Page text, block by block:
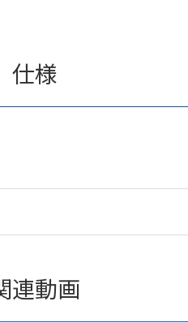
仕様
連動画